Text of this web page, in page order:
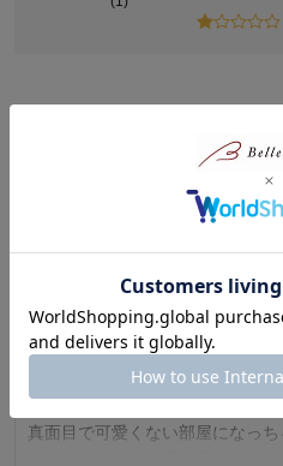
現在販売していない色・サ
写真より落ち着いた色味です
「子ども部屋の家具がキャラも
真面目で可愛くない部屋になっ